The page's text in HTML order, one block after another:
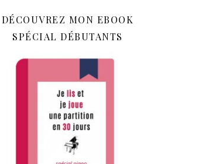
DÉCOUVREZ MON EBOOK
SPÉCIAL DÉBUTANTS